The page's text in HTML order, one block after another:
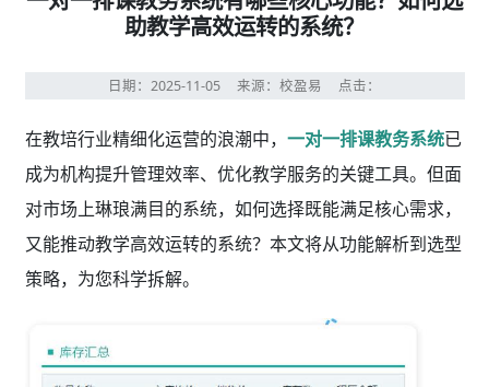
助教学高效运转的系统？
日期：2025-11-05 来源：校盈易 点击：
在教培行业精细化运营的浪潮中， 一对一排课教务系统已
成为机构提升管理效率、优化教学服务的关键工具。但面
对市场上琳琅满目的系统，如何选择既能满足核心需求，
又能推动教学高效运转的系统？本文将从功能解析到选型
策略，为您科学拆解。